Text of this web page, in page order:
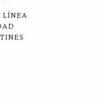
LÍNEA